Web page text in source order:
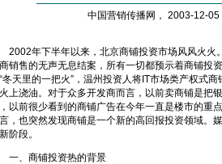
中国营销传播网， 2003-12-05
年下半年以来，北京商铺投资市场风风火火
销售的无声无息结案，所有一切都预示着商铺投
冬天里的一把火”，温州投资人将IT市场类产权式
上浇油。对于众多开发商而言，以前卖商铺是把
以前很少看到的商铺广告在今年一直是楼市的重
，也突然发现商铺是一个新的高回报投资领域。
阶段。
、商铺投资热的背景